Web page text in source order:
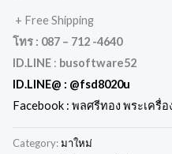
+ Free Shipping
โทร : 087 – 712 -4640
ID.LINE : busoftware52
ID.LINE@ : @fsd8020u
Facebook : พลศรีทอง พระเครื่อ
Category:มาใหม่